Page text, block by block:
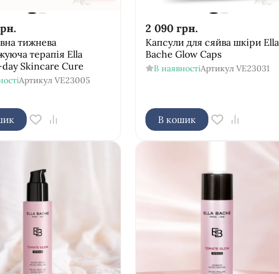
тижнева
терапія Ella
day Skincare Cure
Артикул VE23005
2 090 грн.
Капсули для сяйва шкіри Ella
Bache Glow Caps
В наявностіАртикул VE23031
В кошик